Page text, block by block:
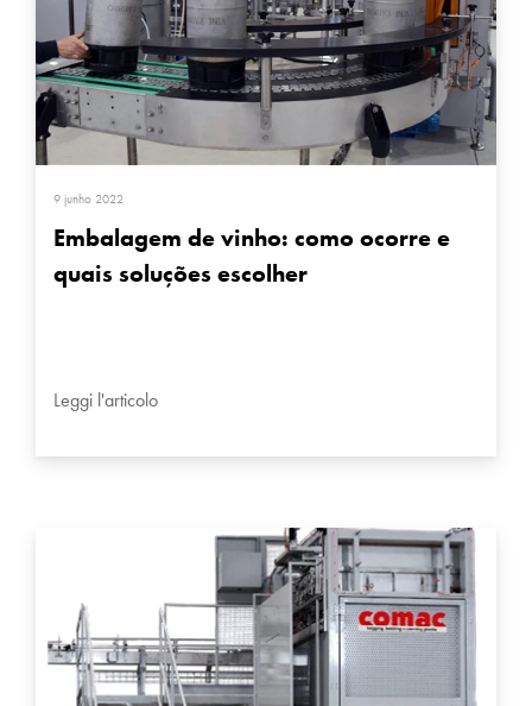
9 junho 2022
Embalagem de vinho: como ocorre e
quais soluções escolher
Leggi l'articolo